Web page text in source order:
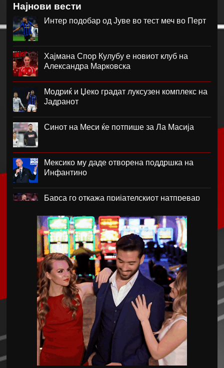
Најнови вести
Интер подобар од Јуве во тест меч во Перт
Хајмана Спор Кулубу е новиот клуб на
Александра Марковска
Модриќ и Џеко градат луксузен комплекс на
Јадранот
Синот на Меси ќе потпише за Ла Масија
Мексико му даде отворена поддршка на
Инфантино
Барса го откажа пријателскиот натпревар
Барса го позајми Араухо во Ливерпул
Надја Команечи по половина век се врати
во Монтреал
ФК Пелистер со заштитен бренд по 81
година постоење !
Артета: Мојот Арсенал учи од грешките